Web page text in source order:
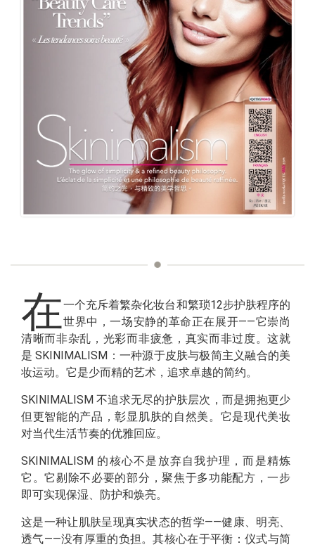
在一个充斥着繁杂化妆台和繁琐12步护肤程序的
世界中，一场安静的革命正在展开——它崇尚
清晰而非杂乱，光彩而非疲惫，真实而非过度。这就
是 SKINIMALISM：一种源于皮肤与极简主义融合的美
妆运动。它是少而精的艺术，追求卓越的简约。
SKINIMALISM 不追求无尽的护肤层次，而是拥抱更少
但更智能的产品，彰显肌肤的自然美。它是现代美妆
对当代生活节奏的优雅回应。
SKINIMALISM 的核心不是放弃自我护理，而是精炼
它。它剔除不必要的部分，聚焦于多功能配方，一步
即可实现保湿、防护和焕亮。
这是一种让肌肤呈现真实状态的哲学——健康、明亮、
透气——没有厚重的负担。其核心在于平衡：仪式与简